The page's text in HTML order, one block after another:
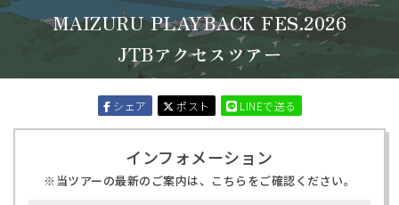
MAIZURU PLAYBACK FES.2026
JTBアクセスツアー
シェア ポスト LINEで送る
インフォメーション
当ツアーの最新のご案内は、こちらをご確認ください。